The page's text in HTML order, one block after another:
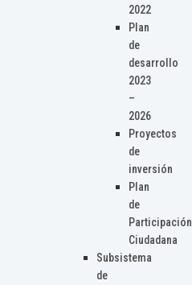
2022
Plan
de
desarrollo
2023
–
2026
Proyectos
de
inversión
Plan
de
Participación
Ciudadana
Subsistema
de